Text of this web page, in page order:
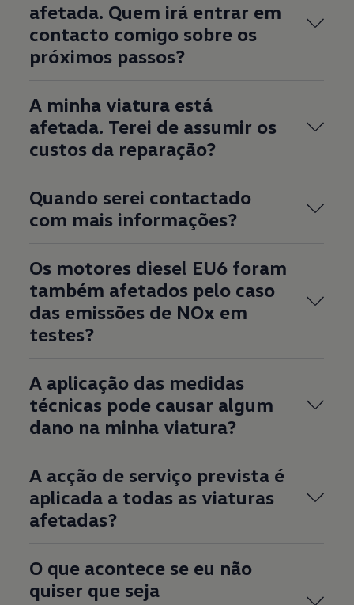
afetada. Quem irá entrar em
contacto comigo sobre os
próximos passos?
A minha viatura está
afetada. Terei de assumir os
custos da reparação?
Quando serei contactado
com mais informações?
Os motores diesel EU6 foram
também afetados pelo caso
das emissões de NOx em
testes?
A aplicação das medidas
técnicas pode causar algum
dano na minha viatura?
A acção de serviço prevista é
aplicada a todas as viaturas
afetadas?
O que acontece se eu não
quiser que seja